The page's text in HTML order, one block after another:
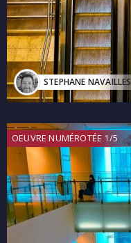
STEPHANE NAVAILLES
OEUVRE NUMÉROTÉE 1/5